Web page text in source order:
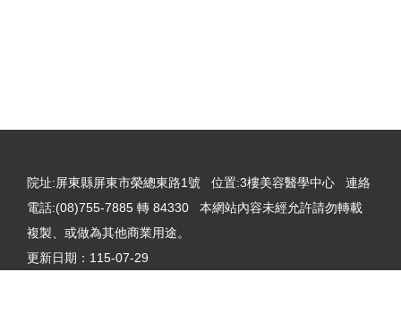
院址:屏東縣屏東市榮總東路1號 位置:3樓美容醫學中心 連絡
電話:(08)755-7885 轉 84330 本網站內容未經允許請勿轉載
複製、或做為其他商業用途。
更新日期： 115-07-29